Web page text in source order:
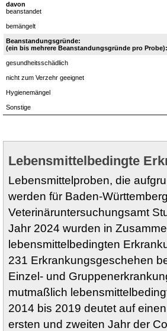
davon
beanstandet
bemängelt
Beanstandungsgründe:
(ein bis mehrere Beanstandungsgründe pro Probe):
gesundheitsschädlich
nicht zum Verzehr geeignet
Hygienemängel
Sonstige
Lebensmittelbedingte
Lebensmittelproben, die
werden für Baden-
Veterinäruntersuchungsamt
Jahr 2024 wurden in
lebensmittelbedingten
231 Erkrankungsgeschehen
Einzel- und
mutmaßlich
2014 bis 2019 deutet auf
ersten und zweiten Jahr der